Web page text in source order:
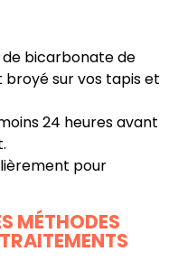
de bicarbonate de
sur vos tapis et
24 heures avant
pour
MÉTHODES